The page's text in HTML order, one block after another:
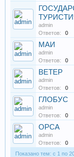
admin
Ответов:
0
МАИ
admin
Ответов:
0
ВЕТЕР
admin
Ответов:
0
ГЛОБУС
admin
Ответов:
0
ОРСА
admin
Ответов:
0
Показано тем: с 1 по